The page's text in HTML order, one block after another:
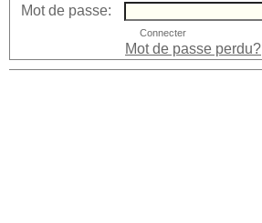
Mot de passe:
Mot de passe perdu?